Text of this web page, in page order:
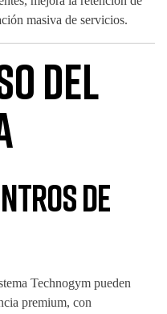
masiva de servicios.
del
de
Technogym pueden
premium, con